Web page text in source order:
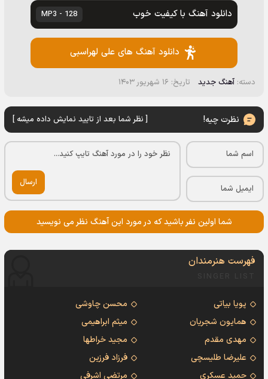
دانلود آهنگ با کیفیت خوب 128 - MP3
دانلود آهنگ های علی لهراسبی
دسته: آهنگ جدید تاریخ: ۱۶ شهریور ۱۴۰۳
نظرت چیه! [ نظر شما بعد از تایید نمایش داده میشه ]
ارسال
شما اولین نفر باشید که در مورد این آهنگ نظر می نویسید
فهرست هنرمندان
پویا بیاتی
محسن چاوشی
همایون شجریان
میثم ابراهیمی
مهدی مقدم
مجید خراطها
علیرضا طلیسچی
فرزاد فرزین
حمید عسکری
مرتضی اشرفی